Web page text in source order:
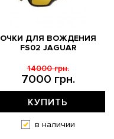
ОЧКИ ДЛЯ ВОЖДЕНИЯ
FS02 JAGUAR
7000 грн.
14000 грн.
КУПИТЬ
в наличии